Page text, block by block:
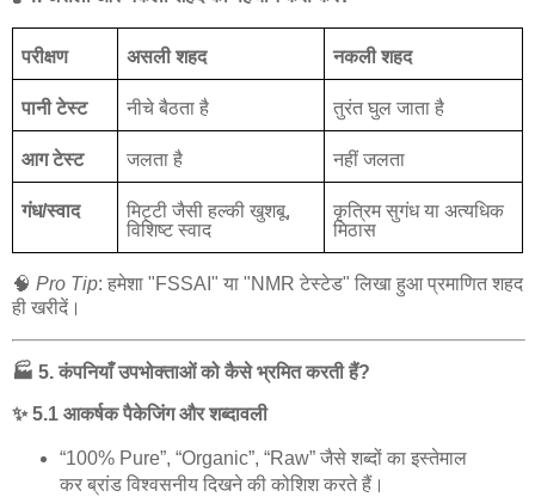
परीक्षण असली शहद नकली शहद
पानी टेस्ट नीचे बैठता है तुरंत घुल जाता है
आग टेस्ट जलता है नहीं जलता
गंध/स्वाद मिट्टी जैसी हल्की खुशबू,
विशिष्ट स्वाद
कृत्रिम सुगंध या अत्यधिक
मिठास
🧠 Pro Tip: हमेशा "FSSAI" या "NMR टेस्टेड" लिखा हुआ प्रमाणित शहद
ही खरीदें।
🏭 5.कंपनियाँ उपभोक्ताओं को कैसे भ्रमित करती हैं?
✨5.1 आकर्षक पैकेजिंग और शब्दावली
“100% Pure”, “Organic”, “Raw” जैसे शब्दों का इस्तेमाल
कर ब्रांड विश्वसनीय दिखने की कोशिश करते हैं।